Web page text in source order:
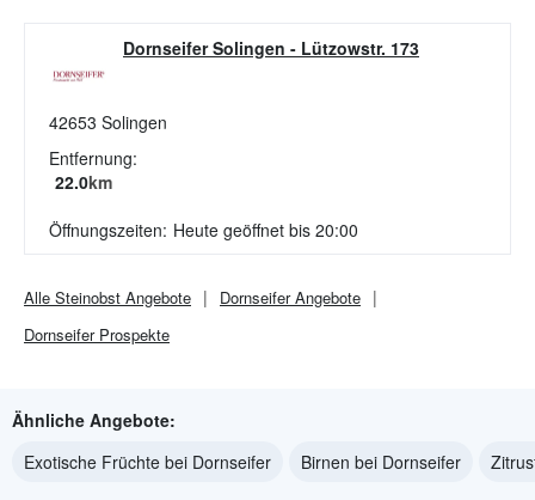
Dornseifer Solingen - Lützowstr. 173
42653 Solingen
Entfernung:
22.0km
Öffnungszeiten: Heute geöffnet bis 20:00
Alle Steinobst Angebote DornseiferAngebote
DornseiferProspekte
Ähnliche Angebote:
Exotische Früchte bei Dornseifer
Birnen bei Dornseifer